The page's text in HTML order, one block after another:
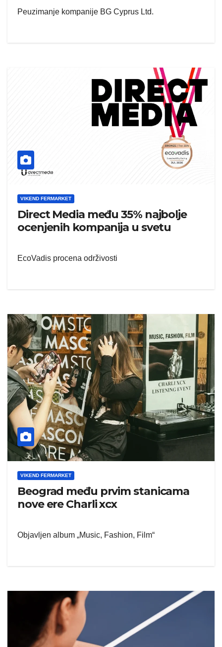
Peuzimanje kompanije BG Cyprus Ltd.
VIKEND FERMARKET
Direct Media među 35% najbolje
ocenjenih kompanija u svetu
EcoVadis procena održivosti
VIKEND FERMARKET
Beograd među prvim stanicama
nove ere Charli xcx
Objavljen album „Music, Fashion, Film“